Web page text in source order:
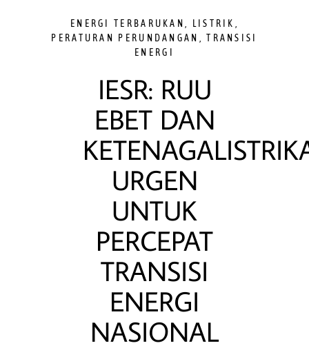
ENERGI TERBARUKAN LISTRIK
PERATURAN PERUNDANGAN
,TRANSISI
ENERGI
IESR: RUU
EBET DAN
URGEN
UNTUK
PERCEPAT
TRANSISI
ENERGI
NASIONAL